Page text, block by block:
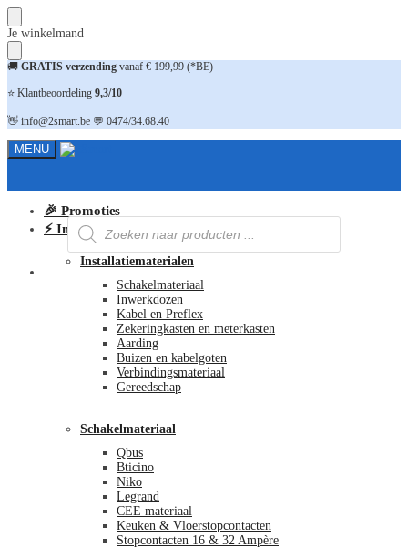
Skip
to
navigation
Skip
to
content
Je winkelmand
🚚 GRATIS verzending vanaf € 199,99 (*BE)
⭐ Klantbeoordeling 9,3/10
👋 info@2smart.be 💬 0474/34.68.40
MENU
Producten
zoeken
🎉 Promoties
⚡ Installatiematerialen
Installatiematerialen
Schakelmateriaal
Inwerkdozen
Kabel en Preflex
Zekeringkasten en meterkasten
Aarding
Buizen en kabelgoten
Verbindingsmateriaal
Gereedschap
Schakelmateriaal
Qbus
Bticino
Niko
Legrand
CEE materiaal
Keuken & Vloerstopcontacten
Stopcontacten 16 & 32 Ampère